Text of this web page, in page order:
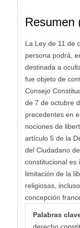
Resumen
La Ley de 11 de
persona podrá,
destinada a
fue objeto de
Consejo
de 7 de octubre
precedentes en
nociones de
artículo 5 de la
del Ciudadano
constitucional es
limitación de la
religiosas,
concepción
Palabras